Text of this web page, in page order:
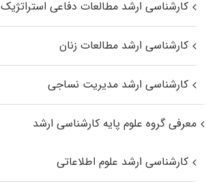
کارشناسی ارشد مطالعات دفاعی استراتژیک
کارشناسی ارشد مطالعات زنان
کارشناسی ارشد مدیریت نساجی
معرفی گروه علوم پایه کارشناسی ارشد
کارشناسی ارشد علوم اطلاعاتی